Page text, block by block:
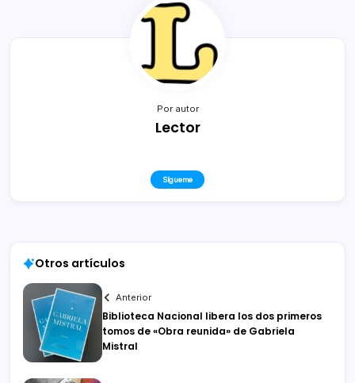
Por autor
Lector
Sígueme
Otros artículos
Anterior
Biblioteca Nacional libera los dos primeros
tomos de «Obra reunida» de Gabriela
Mistral